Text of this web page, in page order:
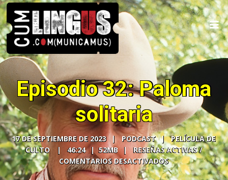
Episodio 32: Paloma
solitaria
17 DE SEPTIEMBRE DE 2023 PODCAST
PELÍCULA DE
CULTO
46:24
52MB
COMENTARIOS DESACTIVADOS